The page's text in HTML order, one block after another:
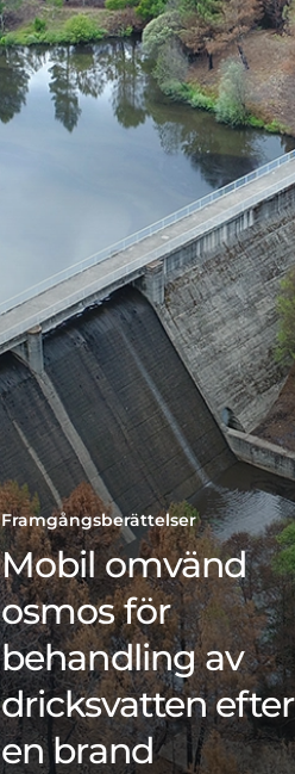
Framgångsberättelser
Mobil omvänd
osmos för
behandling av
dricksvatten efter
en brand